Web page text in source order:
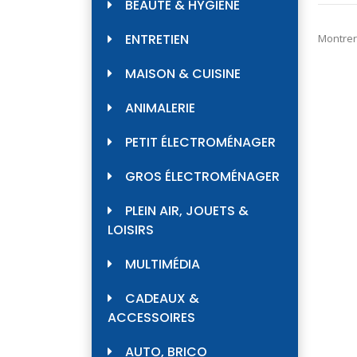
BEAUTÉ & HYGIÈNE
ENTRETIEN
MAISON & CUISINE
ANIMALERIE
PETIT ÉLECTROMÉNAGER
GROS ÉLECTROMÉNAGER
PLEIN AIR, JOUETS &
LOISIRS
MULTIMÉDIA
CADEAUX &
ACCESSOIRES
AUTO, BRICO